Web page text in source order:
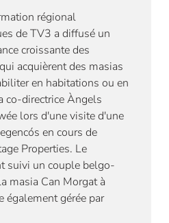
régional
de TV3 a diffusé un
croissante des
acquièrent des masias
en habitations ou en
co-directrice Àngels
lors d'une visite d'une
en cours de
Properties. Le
suivi un couple belgo-
masia Can Morgat à
également gérée par